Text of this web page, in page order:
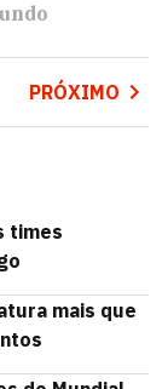
PRÓXIMO
times
mais que